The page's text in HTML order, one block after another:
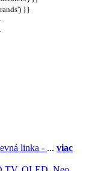
}}
linka - ... viac